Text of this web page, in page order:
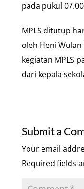
pada pukul
MPLS ditutup
oleh Heni
kegiatan MPLS
dari kepala
Submit a
Your email
Required fields